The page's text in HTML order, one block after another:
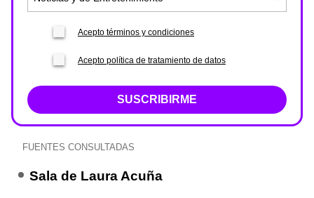
Acepto términos y condiciones
Acepto política de tratamiento de datos
SUSCRIBIRME
FUENTES CONSULTADAS
Sala de Laura Acuña